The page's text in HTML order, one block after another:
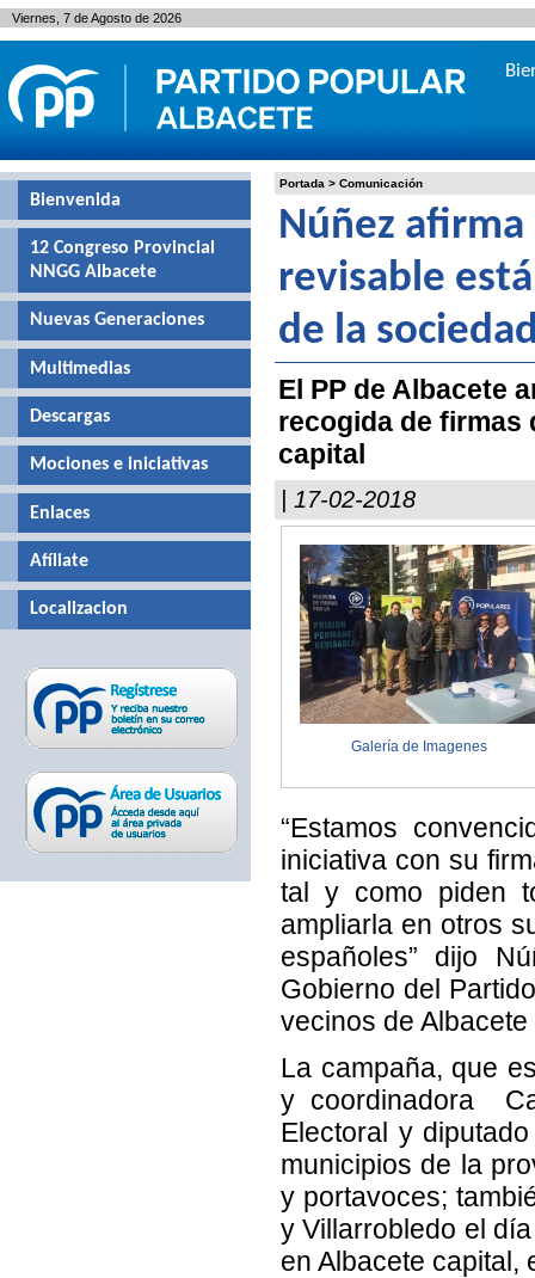
Portada > Comunicación
Núñez
revisable
de la
El PP de Albacete
recogida de firmas
capital
| 17-02-2018
Galería de Imagenes
“Estamos
iniciativa con su
tal y como piden
ampliarla en otros
españoles” dijo
Gobierno del
vecinos de
La campaña, que
y coordinadora
Electoral y
municipios de la
y portavoces;
y Villarrobledo el
en Albacete capital,
Bienvenida
12 Congreso Provincial
NNGG Albacete
Nuevas Generaciones
Multimedias
Descargas
Mociones e iniciativas
Enlaces
Afíliate
Localizacion
Viernes, 7 de Agosto de 2026